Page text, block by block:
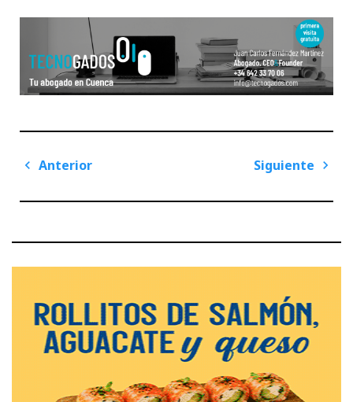
Navegación
entradas
Anterior
Siguiente